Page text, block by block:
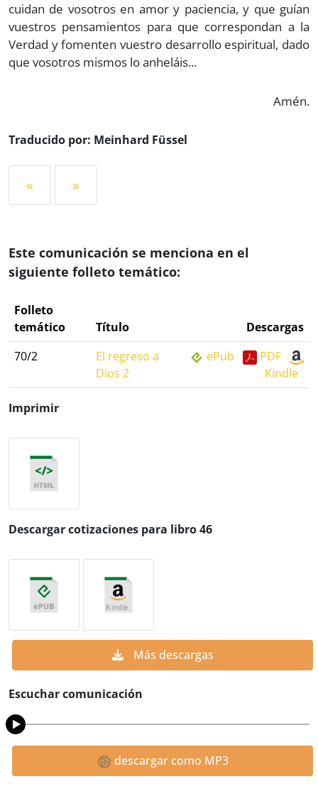
cuidan de vosotros en amor y paciencia, y que guían
vuestros pensamientos para que correspondan a la
Verdad y fomenten vuestro desarrollo espiritual, dado
que vosotros mismos lo anheláis...
Amén.
Traducido por: Meinhard Füssel
« »
Este comunicación se menciona en el
siguiente folleto temático:
Folleto
temático
Título
Descargas
70/2
El regreso a
Dios 2
ePub
PDF
Kindle
Imprimir
Descargar cotizaciones para libro 46
Más descargas
Escuchar comunicación
descargar como MP3